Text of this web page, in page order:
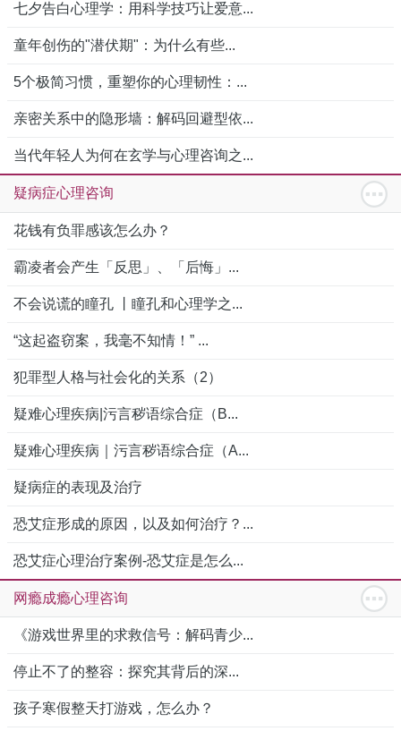
七夕告白心理学：用科学技巧让爱意...
童年创伤的"潜伏期"：为什么有些...
5个极简习惯，重塑你的心理韧性：...
亲密关系中的隐形墙：解码回避型依...
当代年轻人为何在玄学与心理咨询之...
疑病症心理咨询
花钱有负罪感该怎么办？
霸凌者会产生「反思」、「后悔」...
不会说谎的瞳孔 丨瞳孔和心理学之...
“这起盗窃案，我毫不知情！” ...
犯罪型人格与社会化的关系（2）
疑难心理疾病|污言秽语综合症（B...
疑难心理疾病｜污言秽语综合症（A...
疑病症的表现及治疗
恐艾症形成的原因，以及如何治疗？...
恐艾症心理治疗案例-恐艾症是怎么...
网瘾成瘾心理咨询
《游戏世界里的求救信号：解码青少...
停止不了的整容：探究其背后的深...
孩子寒假整天打游戏，怎么办？